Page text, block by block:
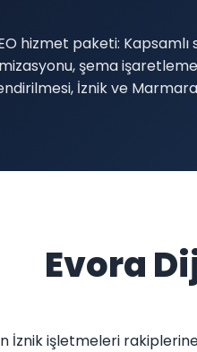
hizmet paketi:
şema
İznik ve
Evora
İznik işletmeleri